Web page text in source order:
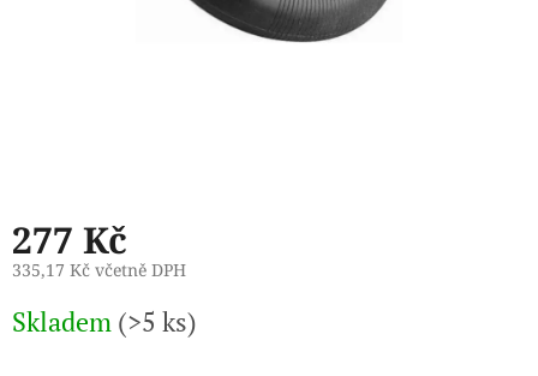
277 Kč
335,17 Kč včetně DPH
cena:
Skladem (>5 ks)